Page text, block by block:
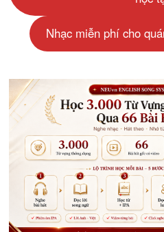
Nhạc miễn phí cho